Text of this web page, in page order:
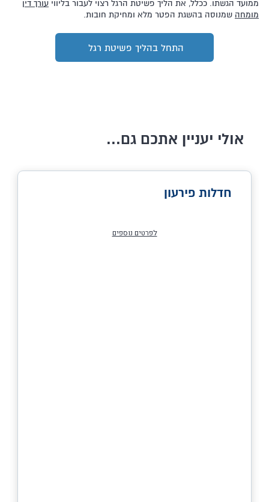
ממועד הגשתו. ככלל, את הליך פשיטת הרגל רצוי לעבור בליווי עורך דין
מומחה שמנוסה בהשגת הפטר מלא ומחיקת חובות.
התחל בהליך פשיטת רגל
אולי יעניין אתכם גם...
חדלות פירעון
לפרטים נוספים